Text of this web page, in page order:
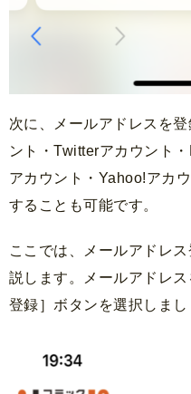
次に、メールアドレスを
ント・Twitterアカウント
アカウント・Yahoo!アカ
することも可能です。
ここでは、メールアドレ
説します。メールアドレ
登録］ボタンを選択しまし